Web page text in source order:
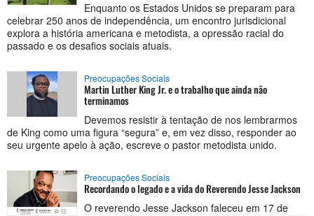
Enquanto os Estados Unidos se preparam para
celebrar 250 anos de independência, um encontro jurisdicional
explora a história americana e metodista, a opressão racial do
passado e os desafios sociais atuais.
Preocupações Sociais
Martin Luther King Jr. e o trabalho que ainda não
terminamos
Devemos resistir à tentação de nos lembrarmos
de King como uma figura “segura” e, em vez disso, responder ao
seu urgente apelo à ação, escreve o pastor metodista unido.
Preocupações Sociais
Recordando o legado e a vida do Reverendo Jesse Jackson
O reverendo Jesse Jackson faleceu em 17 de